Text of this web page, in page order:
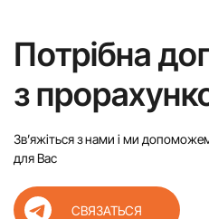
Потрібна
з
Звʼяжіться з нами і ми
для Вас
СВЯЗАТЬСЯ